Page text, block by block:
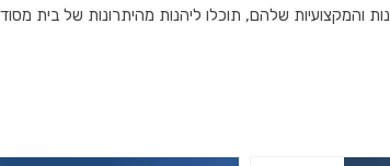
והמקצועיות שלהם, תוכלו ליהנות מהיתרונות של בית